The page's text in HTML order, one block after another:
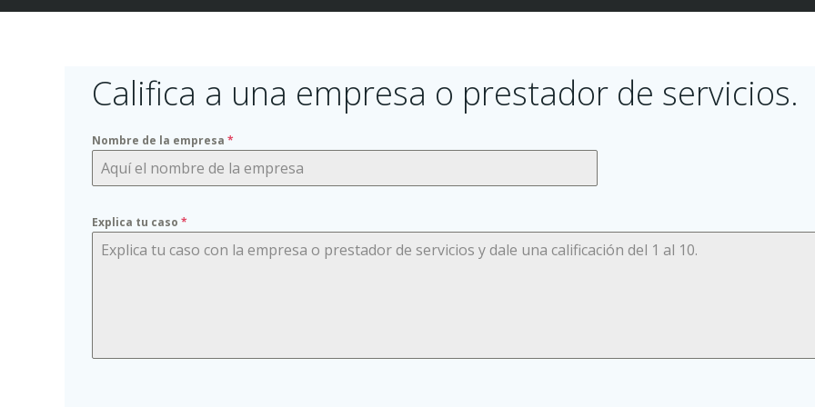
Califica a una empresa o prestador de servicios.
Nombre de la empresa *
Explica tu caso *